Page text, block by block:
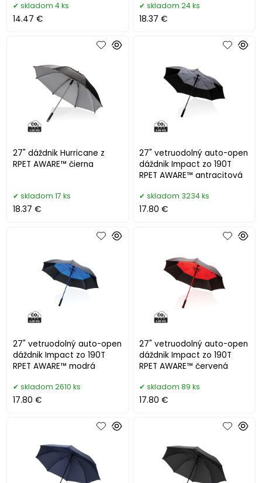
skladom 4 ks
14.47 €
skladom 24 ks
18.37 €
27" dáždnik Hurricane z
RPET AWARE™ čierna
skladom 17 ks
18.37 €
27" vetruodolný auto-open
dáždnik Impact zo 190T
RPET AWARE™ antracitová
skladom 3234 ks
17.80 €
27" vetruodolný auto-open
dáždnik Impact zo 190T
RPET AWARE™ modrá
skladom 2610 ks
17.80 €
27" vetruodolný auto-open
dáždnik Impact zo 190T
RPET AWARE™ červená
skladom 89 ks
17.80 €